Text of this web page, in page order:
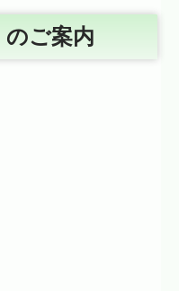
のご案内